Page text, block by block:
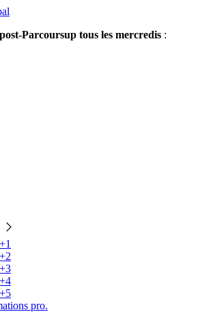
Parcoursup tous les mercredis :
pro.